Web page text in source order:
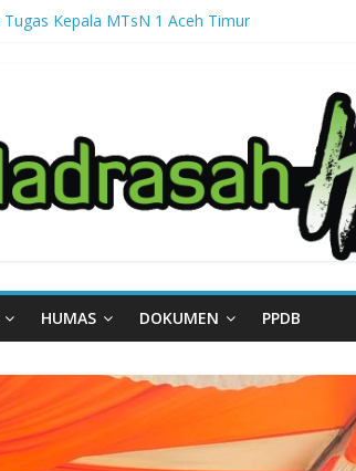
Kepala MTsN 1 Aceh Timur
HUMAS DOKUMEN PPDB